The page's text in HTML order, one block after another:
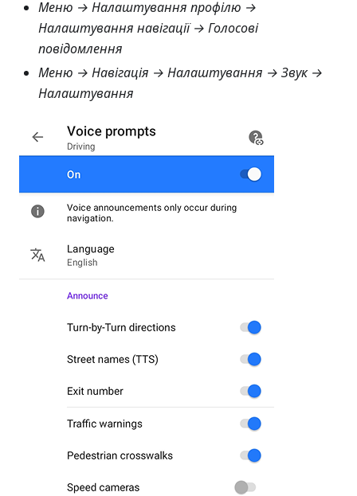
Меню → Налаштування профілю →
Налаштування навігації → Голосові
повідомлення
Меню → Навігація → Налаштування → Звук →
Налаштування